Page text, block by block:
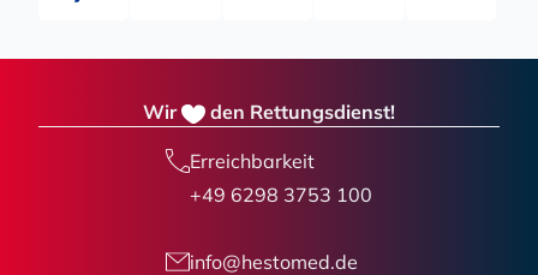
Wir den Rettungsdienst!
Erreichbarkeit
+49 6298 3753 100
info@hestomed.de